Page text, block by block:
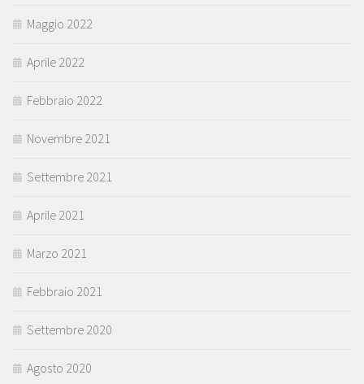
Maggio 2022
Aprile 2022
Febbraio 2022
Novembre 2021
Settembre 2021
Aprile 2021
Marzo 2021
Febbraio 2021
Settembre 2020
Agosto 2020